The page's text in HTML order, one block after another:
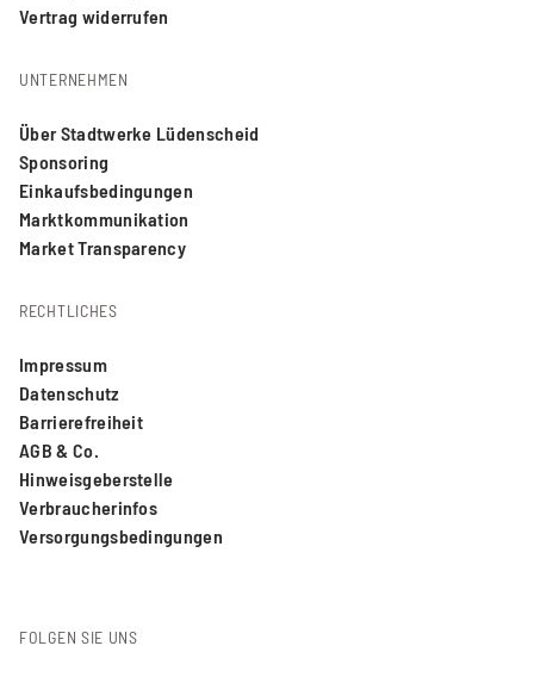
Vertrag widerrufen
UNTERNEHMEN
Über Stadtwerke Lüdenscheid
Sponsoring
Einkaufsbedingungen
Marktkommunikation
Market Transparency
RECHTLICHES
Impressum
Datenschutz
Barrierefreiheit
AGB & Co.
Hinweisgeberstelle
Verbraucherinfos
Versorgungsbedingungen
FOLGEN SIE UNS